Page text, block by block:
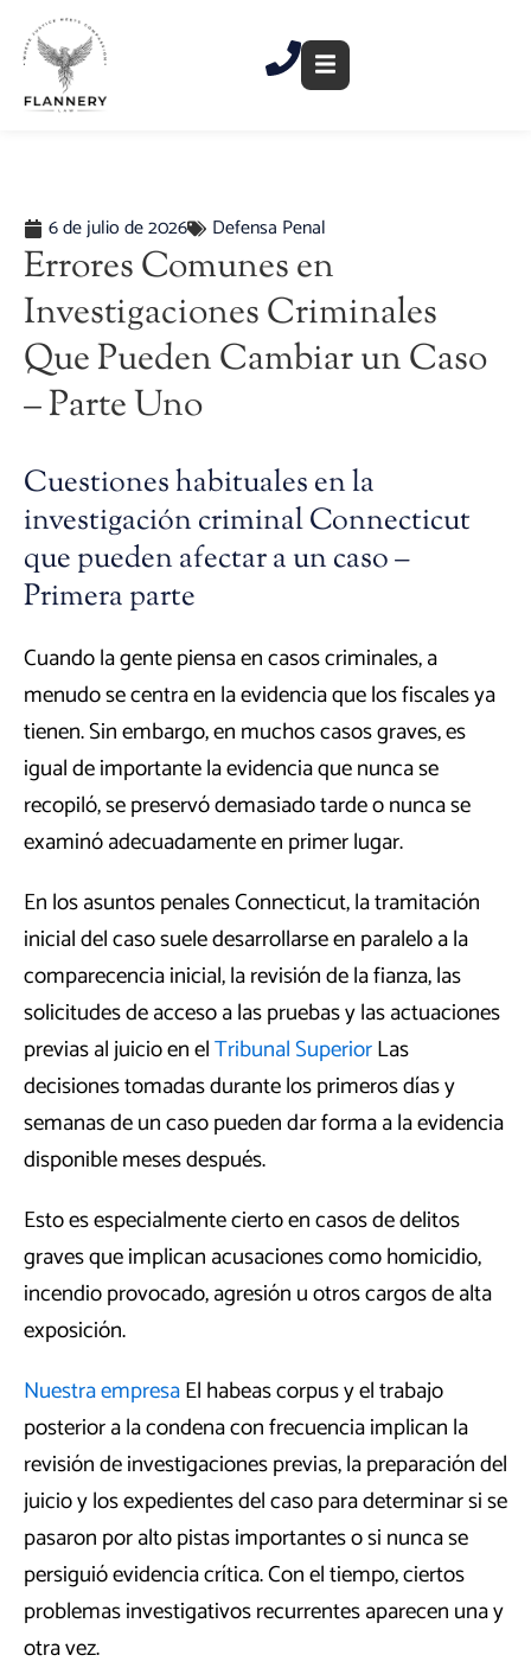
contenido
6 de julio de 2026 Defensa Penal
Errores Comunes en
Investigaciones Criminales
Que Pueden Cambiar un Caso
– Parte Uno
Cuestiones habituales en la
investigación criminal Connecticut
que pueden afectar a un caso –
Primera parte
Cuando la gente piensa en casos criminales, a
menudo se centra en la evidencia que los fiscales ya
tienen. Sin embargo, en muchos casos graves, es
igual de importante la evidencia que nunca se
recopiló, se preservó demasiado tarde o nunca se
examinó adecuadamente en primer lugar.
En los asuntos penales Connecticut, la tramitación
inicial del caso suele desarrollarse en paralelo a la
comparecencia inicial, la revisión de la fianza, las
solicitudes de acceso a las pruebas y las actuaciones
previas al juicio en elTribunal SuperiorLas
decisiones tomadas durante los primeros días y
semanas de un caso pueden dar forma a la evidencia
disponible meses después.
Esto es especialmente cierto en casos de delitos
graves que implican acusaciones como homicidio,
incendio provocado, agresión u otros cargos de alta
exposición.
Nuestra empresaEl habeas corpus y el trabajo
posterior a la condena con frecuencia implican la
revisión de investigaciones previas, la preparación del
juicio y los expedientes del caso para determinar si se
pasaron por alto pistas importantes o si nunca se
persiguió evidencia crítica. Con el tiempo, ciertos
problemas investigativos recurrentes aparecen una y
otra vez.